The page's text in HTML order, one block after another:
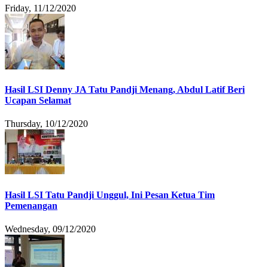
Friday, 11/12/2020
Hasil LSI Denny JA Tatu Pandji Menang, Abdul Latif Beri
Ucapan Selamat
Thursday, 10/12/2020
Hasil LSI Tatu Pandji Unggul, Ini Pesan Ketua Tim
Pemenangan
Wednesday, 09/12/2020